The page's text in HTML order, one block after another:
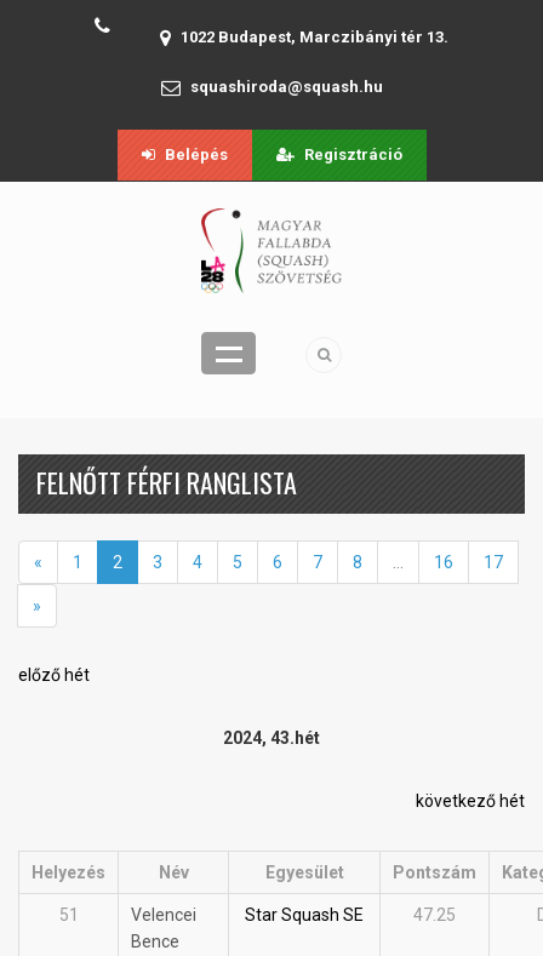
1022 Budapest, Marczibányi tér 13.
squashiroda@squash.hu
Belépés Regisztráció
FELNŐTT FÉRFI RANGLISTA
« 1 2 3 4 5 6 7 8 16 17
»
előző hét
2024, 43.hét
következő hét
Helyezés Név Egyesület Pontszám
51
Velencei
Bence
Star Squash SE 47.25